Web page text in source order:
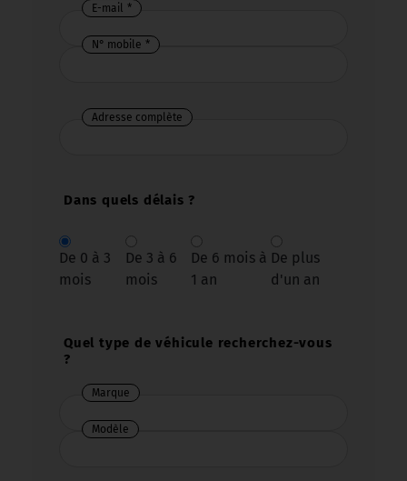
E-mail
N° mobile
Adresse complète
Dans quels délais ?
De 0 à 3
mois
De 3 à 6
mois
De 6 mois à
1 an
De plus
d'un an
Quel type de véhicule recherchez-vous
?
Marque
Marque
Modèle